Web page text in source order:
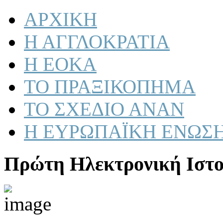
ΑΡΧΙΚΗ
Η ΑΓΓΛΟΚΡΑΤΙΑ
Η ΕΟΚΑ
ΤΟ ΠΡΑΞΙΚΟΠΗΜΑ
ΤΟ ΣΧΕΔΙΟ ΑΝΑΝ
Η ΕΥΡΩΠΑΪΚΗ
Πρώτη Ηλεκτρονική